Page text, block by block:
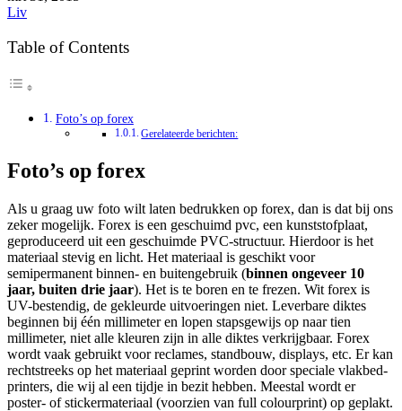
Liv
Table of Contents
Foto’s op forex
Gerelateerde berichten:
Foto’s op forex
Als u graag uw foto wilt laten bedrukken op forex, dan is dat bij ons
zeker mogelijk. Forex is een geschuimd pvc, een kunststofplaat,
geproduceerd uit een geschuimde PVC-structuur. Hierdoor is het
materiaal stevig en licht. Het materiaal is geschikt voor
semipermanent binnen- en buitengebruik (binnen ongeveer 10
jaar, buiten drie jaar). Het is te boren en te frezen. Wit forex is
UV-bestendig, de gekleurde uitvoeringen niet. Leverbare diktes
beginnen bij één millimeter en lopen stapsgewijs op naar tien
millimeter, niet alle kleuren zijn in alle diktes verkrijgbaar. Forex
wordt vaak gebruikt voor reclames, standbouw, displays, etc. Er kan
rechtstreeks op het materiaal geprint worden door speciale vlakbed-
printers, die wij al een tijdje in bezit hebben. Meestal wordt er
poster- of stickermateriaal (voorzien van full colourprint) op geplakt.